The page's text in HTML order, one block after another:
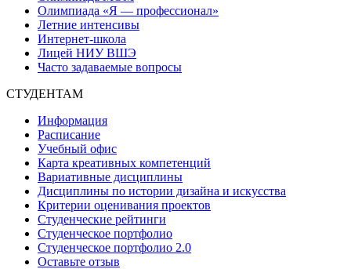
Олимпиада «Я — профессионал»
Летние интенсивы
Интернет-школа
Лицей НИУ ВШЭ
Часто задаваемые вопросы
СТУДЕНТАМ
Информация
Расписание
Учебный офис
Карта креативных компетенций
Вариативные дисциплины
Дисциплины по истории дизайна и искусства
Критерии оценивания проектов
Студенческие рейтинги
Студенческое портфолио
Студенческое портфолио 2.0
Оставьте отзыв